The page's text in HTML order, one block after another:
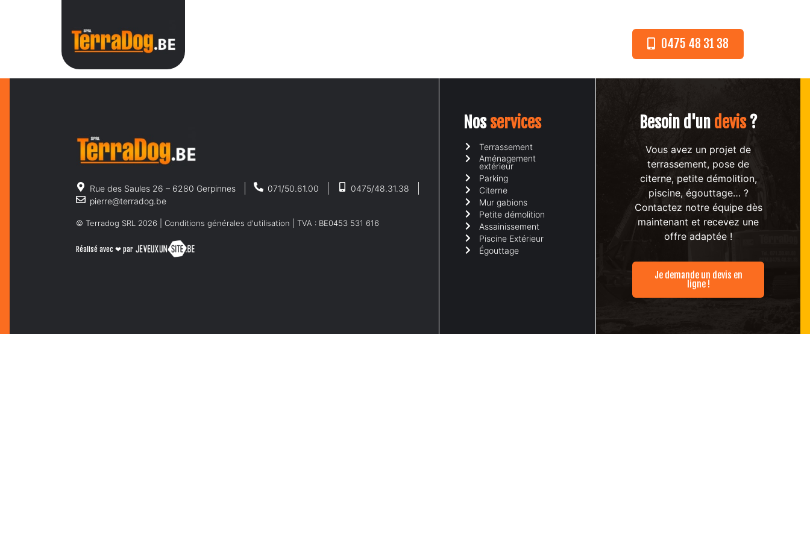
0475 48 31 38
31
Rue des Saules 26 – 6280 Gerpinnes 071/50.61.00
0475/48.31.38
pierre@terradog.be
© Terradog SRL 2026 | Conditions générales d'utilisation | TVA : BE0453 531 616
Réalisé avec ❤ par
Nosservices
Terrassement
Aménagement
extérieur
Parking
Citerne
Mur gabions
Petite démolition
Assainissement
Piscine Extérieur
Égouttage
Besoin d'un devis?
Vous avez un projet de
terrassement, pose de
citerne, petite démolition,
piscine, égouttage… ?
Contactez notre équipe dès
maintenant et recevez une
offre adaptée !
Je demande un devis en
ligne !